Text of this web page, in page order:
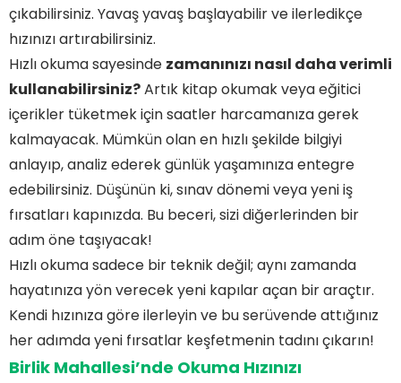
çıkabilirsiniz. Yavaş yavaş başlayabilir ve ilerledikçe
hızınızı artırabilirsiniz.
Hızlı okuma sayesinde zamanınızı nasıl daha verimli
kullanabilirsiniz?Artık kitap okumak veya eğitici
içerikler tüketmek için saatler harcamanıza gerek
kalmayacak. Mümkün olan en hızlı şekilde bilgiyi
anlayıp, analiz ederek günlük yaşamınıza entegre
edebilirsiniz. Düşünün ki, sınav dönemi veya yeni iş
fırsatları kapınızda. Bu beceri, sizi diğerlerinden bir
adım öne taşıyacak!
Hızlı okuma sadece bir teknik değil; aynı zamanda
hayatınıza yön verecek yeni kapılar açan bir araçtır.
Kendi hızınıza göre ilerleyin ve bu serüvende attığınız
her adımda yeni fırsatlar keşfetmenin tadını çıkarın!
Birlik Mahallesi’nde Okuma Hızınızı